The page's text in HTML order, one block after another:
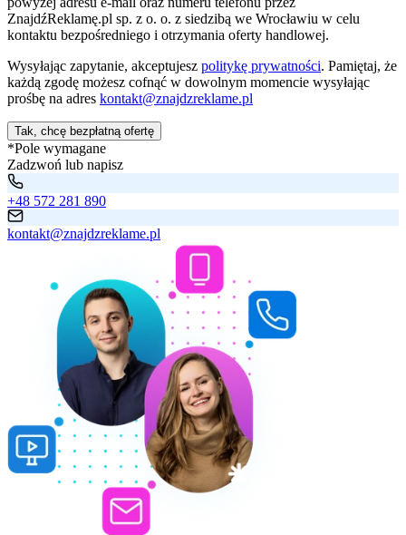
ZnajdźReklamę.pl sp. z o. o. z siedzibą we Wrocławiu w celu
kontaktu bezpośredniego i otrzymania oferty handlowej.
Wysyłając zapytanie, akceptujesz politykę prywatności. Pamiętaj, że
każdą zgodę możesz cofnąć w dowolnym momencie wysyłając
prośbę na adres kontakt@znajdzreklame.pl
Tak, chcę bezpłatną ofertę
*Pole wymagane
Zadzwoń lub napisz
+48 572 281 890
kontakt@znajdzreklame.pl